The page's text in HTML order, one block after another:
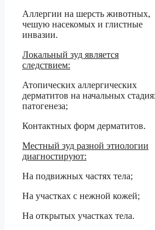
Аллергии на шерсть животных,
чешую насекомых и глистные
инвазии.
Локальный зуд является
следствием:
Атопических аллергических
дерматитов на начальных
патогенеза;
Контактных форм дерматитов.
Местный зуд разной этиологии
диагностируют:
На подвижных частях тела;
На участках с нежной кожей;
На открытых участках тела.